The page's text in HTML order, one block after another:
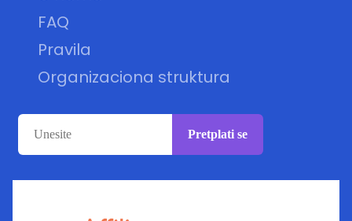
FAQ
Pravila
Organizaciona struktura
Pretplati se